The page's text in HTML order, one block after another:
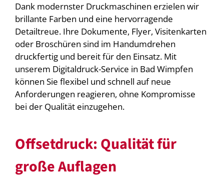
Dank modernster Druckmaschinen erzielen wir
brillante Farben und eine hervorragende
Detailtreue. Ihre Dokumente, Flyer, Visitenkarten
oder Broschüren sind im Handumdrehen
druckfertig und bereit für den Einsatz. Mit
unserem Digitaldruck-Service in Bad Wimpfen
können Sie flexibel und schnell auf neue
Anforderungen reagieren, ohne Kompromisse
bei der Qualität einzugehen.
Offsetdruck: Qualität für
große Auflagen